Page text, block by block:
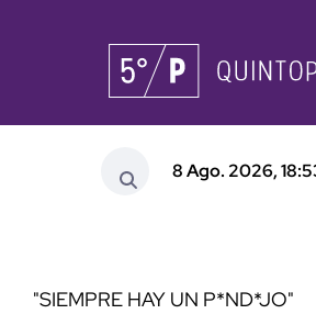
8 Ago. 2026,
"SIEMPRE HAY UN P*ND*JO"